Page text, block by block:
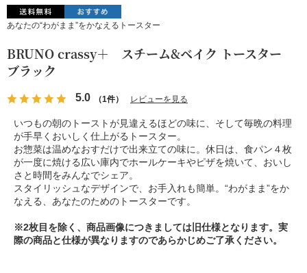
あなたの“わがまま”をかなえるトースター
BRUNO crassy＋ スチーム&ベイク トースター
ブラック
5.0 （1件） レビューを見る
いつもの朝のトーストが見違えるほどの味に、そして毎晩の料理
が手早くおいしく仕上がるトースター。
お惣菜は温めなおすだけで出来立ての味に。休日は、食パン４枚
が一度に焼ける広い庫内でホールケーキやピザを焼いて、おいし
さと時間をみんなでシェア。
スタイリッシュなデザインで、お手入れも簡単。“わがまま”をか
なえる、あなたのためのトースターです。
※2枚目を除く、商品画像につきましては旧仕様となります。実
際の商品と仕様が異なりますのであらかじめご了承ください。